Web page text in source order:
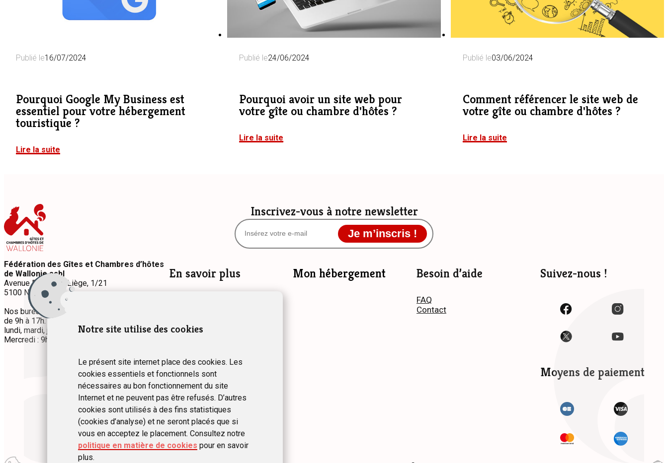
Publié le16/07/2024
Pourquoi Google My Business est
essentiel pour votre hébergement
touristique ?
Lire la suite
Publié le24/06/2024
Pourquoi avoir un site web pour
votre gîte ou chambre d'hôtes ?
Lire la suite
Publié le03/06/2024
Comment référencer le site web de
votre gîte ou chambre d'hôtes ?
Lire la suite
Inscrivez-vous à notre newsletter
Je m’inscris !
Fédération des Gîtes et Chambres d’hôtes
de Wallonie asbl
Avenue Prince de Liège, 1/21
5100 Namur
Nos bureaux sont accessibles du lundi au jeudi
de 9h à 17h.Permanence téléphonique
lundi, mardi, jeudi et vendredi : 9h à 12h30.
Mercredi : 9h à 17h.
En savoir plus
Qui sommes-nous ?
Mon hébergement Besoin d’aide
FAQ
Contact
Suivez-nous !
Moyens de paiement
Modifier
Notre site utilise des cookies
Le présent site internet place des cookies. Les
cookies essentiels et fonctionnels sont
nécessaires au bon fonctionnement du site
Internet et ne peuvent pas être refusés. D’autres
cookies sont utilisés à des fins statistiques
(cookies d’analyse) et ne seront placés que si
vous en acceptez le placement. Consultez notre
politique en matière de cookies pour en savoir
plus.